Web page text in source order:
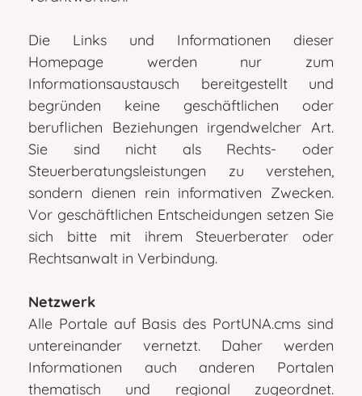
Die Links und Informationen dieser
Homepage werden nur zum
Informationsaustausch bereitgestellt und
begründen keine geschäftlichen oder
beruflichen Beziehungen irgendwelcher Art.
Sie sind nicht als Rechts- oder
Steuerberatungsleistungen zu verstehen,
sondern dienen rein informativen Zwecken.
Vor geschäftlichen Entscheidungen setzen Sie
sich bitte mit ihrem Steuerberater oder
Rechtsanwalt in Verbindung.
Netzwerk
Alle Portale auf Basis des PortUNA.cms sind
untereinander vernetzt. Daher werden
Informationen auch anderen Portalen
thematisch und regional zugeordnet.